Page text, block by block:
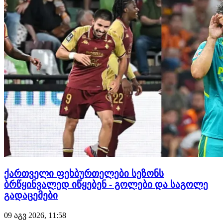
ანგარიში ჯერ 73-ე წუთზე კობა კაკაშვილმა გაათანაბრ…
ქართველი ფეხბურთელები სეზონს
ბრწყინვალედ იწყებენ - გოლები და საგოლე
გადაცემები
09 აგვ 2026, 11:58